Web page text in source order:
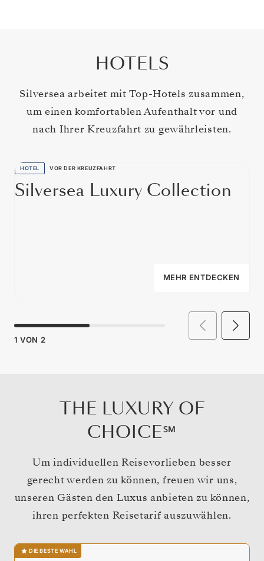
HOTELS
Silversea arbeitet mit Top-Hotels zusammen,
um einen komfortablen Aufenthalt vor und
nach Ihrer Kreuzfahrt zu gewährleisten.
HOTEL VOR DER KREUZFAHRT
Silversea Luxury Collection
MEHR ENTDECKEN
1 VON 2
THE LUXURY OF
CHOICE℠
Um individuellen Reisevorlieben besser
gerecht werden zu können, freuen wir uns,
unseren Gästen den Luxus anbieten zu können,
ihren perfekten Reisetarif auszuwählen.
DIE BESTE WAHL